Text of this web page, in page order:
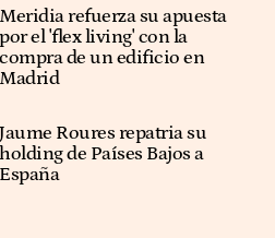
Meridia refuerza su apuesta
por el 'flex living' con la
compra de un edificio en
Madrid
Jaume Roures repatria su
holding de Países Bajos a
España